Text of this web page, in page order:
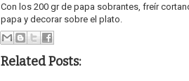
Con los 200 gr de papa sobrantes, freír
papa y decorar sobre el plato.
Related Posts: